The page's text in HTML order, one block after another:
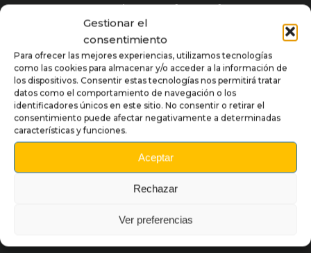
Gestionar el
consentimiento
Para ofrecer las mejores experiencias, utilizamos tecnologías
como las cookies para almacenar y/o acceder a la información de
los dispositivos. Consentir estas tecnologías nos permitirá tratar
datos como el comportamiento de navegación o los
identificadores únicos en este sitio. No consentir o retirar el
consentimiento puede afectar negativamente a determinadas
características y funciones.
Aceptar
Rechazar
Ver preferencias
Mapa del sitio